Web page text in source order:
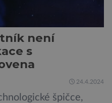
není
s
24.4.2024
špičce,